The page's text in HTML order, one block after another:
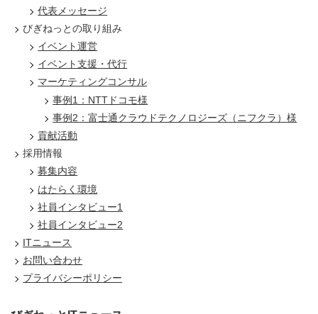
代表メッセージ
びぎねっとの取り組み
イベント運営
イベント支援・代行
マーケティングコンサル
事例1：NTTドコモ様
事例2：富士通クラウドテクノロジーズ（ニフクラ）様
貢献活動
採用情報
募集内容
はたらく環境
社員インタビュー1
社員インタビュー2
ITニュース
お問い合わせ
プライバシーポリシー